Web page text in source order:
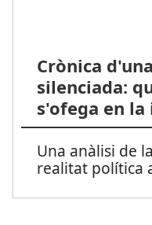
Crònica
silenciada:
s'ofega en
Una anàlisi de
realitat política